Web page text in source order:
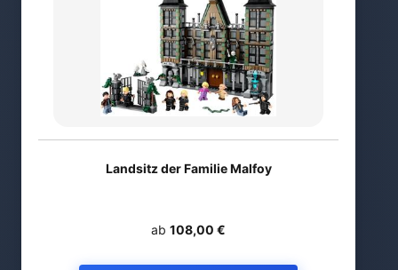
Landsitz der Familie Malfoy
ab 108,00 €